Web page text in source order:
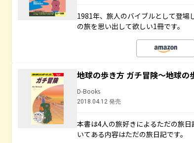
1981年、旅人のバイブルとして登
の旅を思い出して欲しい1冊です。
地球の歩き方 ガチ冒険～地球の
D-Books
2018.04.12 発売
本書は4人の旅好きによるただの旅
いてある内容はただの旅日記です。